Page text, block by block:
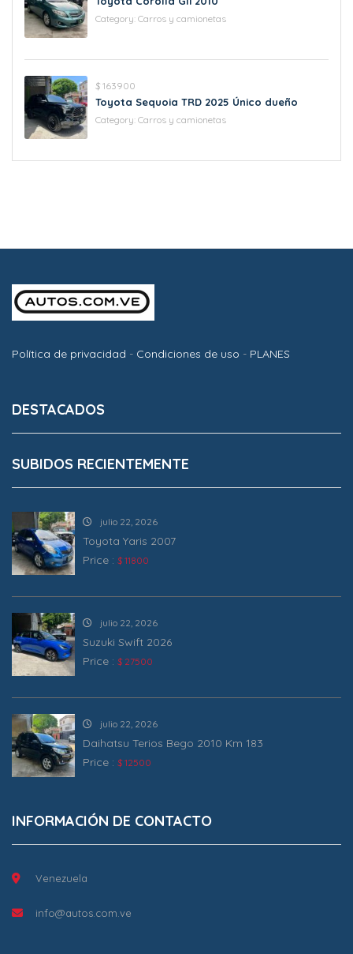
Category: Carros y camionetas
$ 163900
Toyota Sequoia TRD 2025 Único dueño
Category: Carros y camionetas
Política de privacidad - Condiciones de uso - PLANES
DESTACADOS
SUBIDOS RECIENTEMENTE
julio 22, 2026
Toyota Yaris 2007
Price : $ 11800
julio 22, 2026
Suzuki Swift 2026
Price : $ 27500
julio 22, 2026
Daihatsu Terios Bego 2010 Km 183
Price : $ 12500
INFORMACIÓN DE CONTACTO
Venezuela
info@autos.com.ve